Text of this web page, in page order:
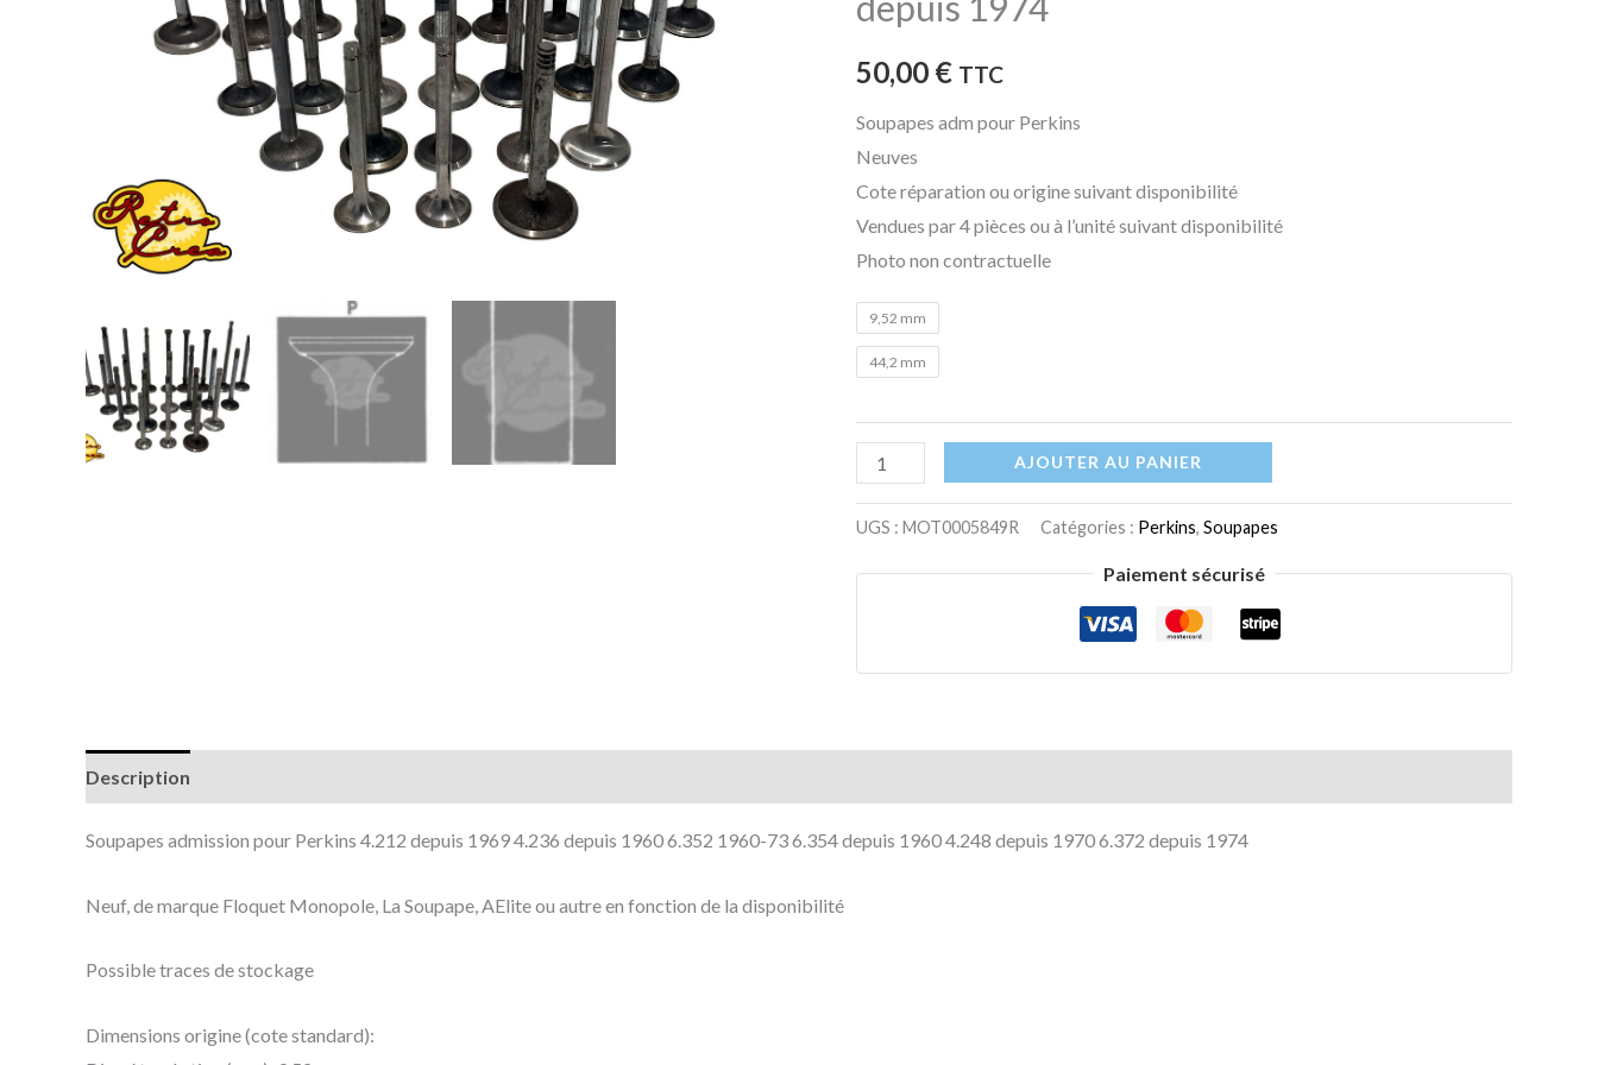
50,00 € TTC
Soupapes adm pour Perkins
Neuves
Cote réparation ou origine suivant disponibilité
Vendues par 4 pièces ou à l’unité suivant disponibilité
Photo non contractuelle
9,52 mm
44,2 mm
4.236
depuis
6.352
1960-
73
6.354
depuis
1960
4.248
depuis
6.372
depuis
1974
AJOUTER AU PANIER
UGS : MOT0005849R Catégories : Perkins, Soupapes
Paiement sécurisé
Description
Soupapes admission pour Perkins 4.212 depuis 1969 4.236 depuis 1960 6.352 1960-73 6.354 depuis 1960 4.248 depuis 1970 6.372 depuis 1974
Neuf, de marque Floquet Monopole, La Soupape, AElite ou autre en fonction de la disponibilité
Possible traces de stockage
Dimensions origine (cote standard):